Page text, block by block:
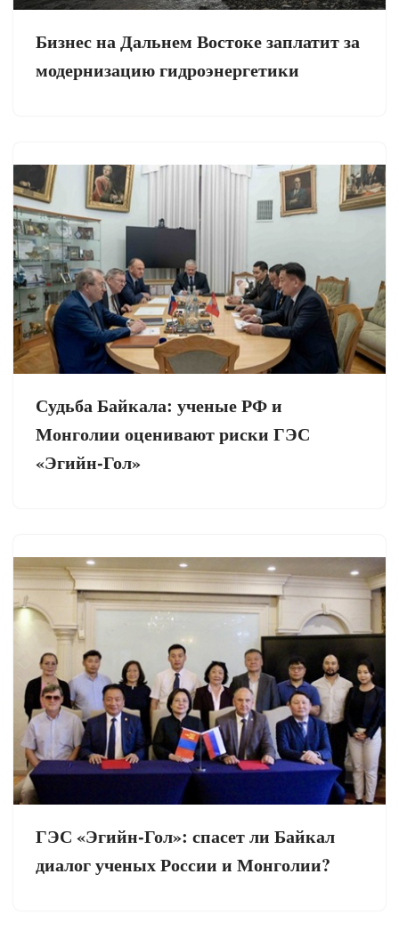
Бизнес на Дальнем Востоке заплатит за
модернизацию гидроэнергетики
Судьба Байкала: ученые РФ и
Монголии оценивают риски ГЭС
«Эгийн-Гол»
ГЭС «Эгийн-Гол»: спасет ли Байкал
диалог ученых России и Монголии?